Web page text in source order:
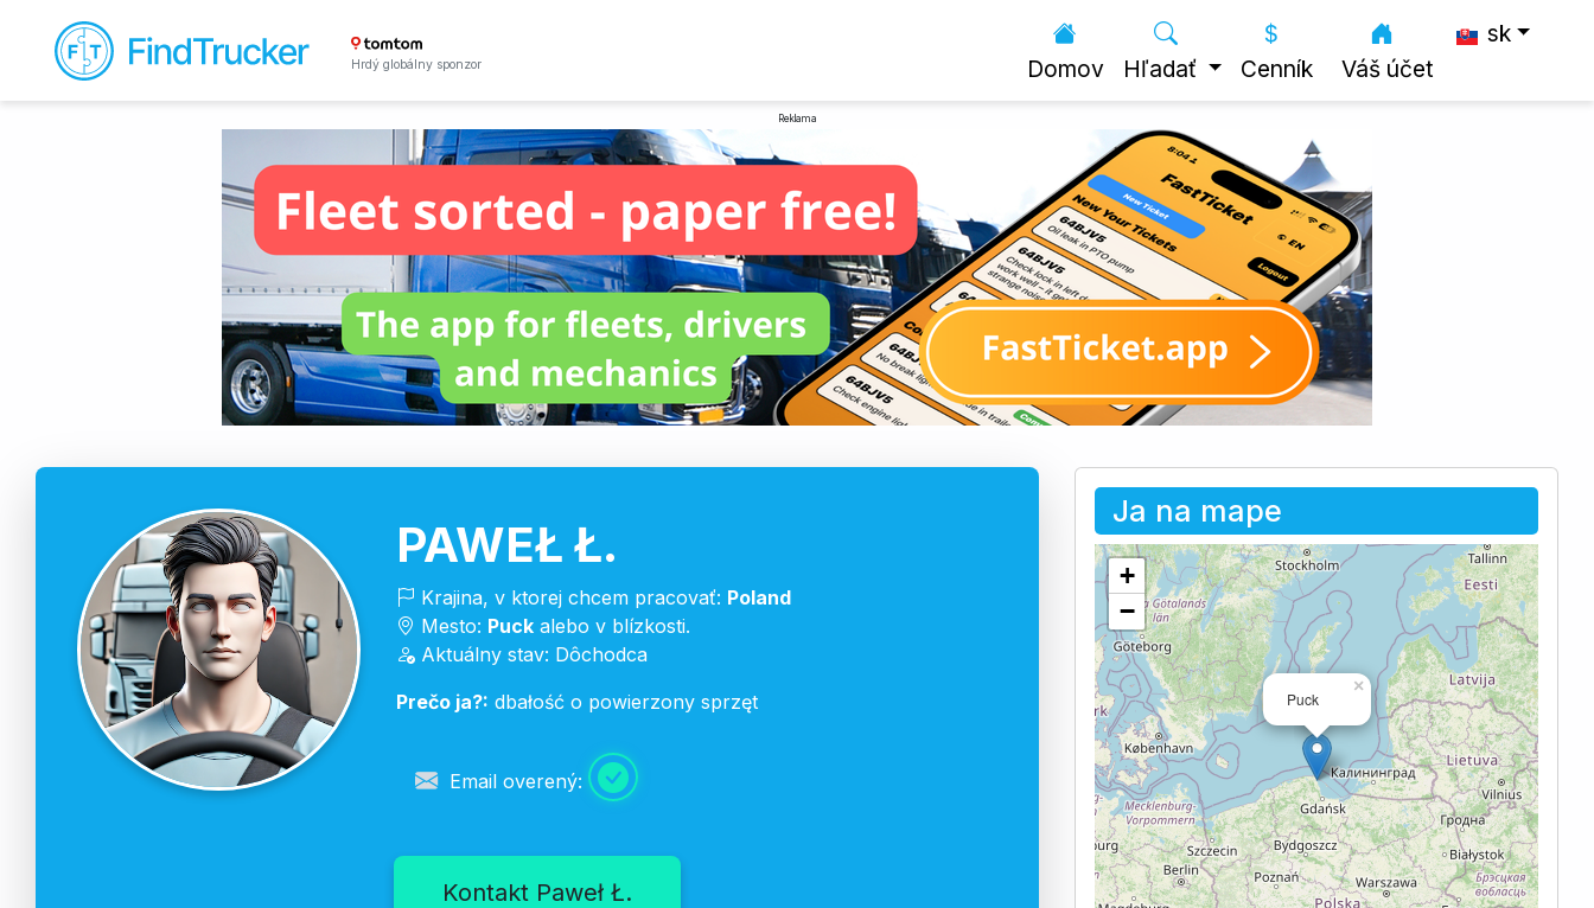
Hrdý globálny sponzor Domov Hľadať Cenník Váš účet
sk
Reklama
PAWEŁ Ł.
Krajina, v ktorej chcem pracovať: Poland
Mesto: Puckalebo v blízkosti.
Aktuálny stav: Dôchodca
Prečo ja?: dbałość o powierzony sprzęt
Email overený:
Kontakt Paweł Ł.
Ja na mape
Puck
×
+
−